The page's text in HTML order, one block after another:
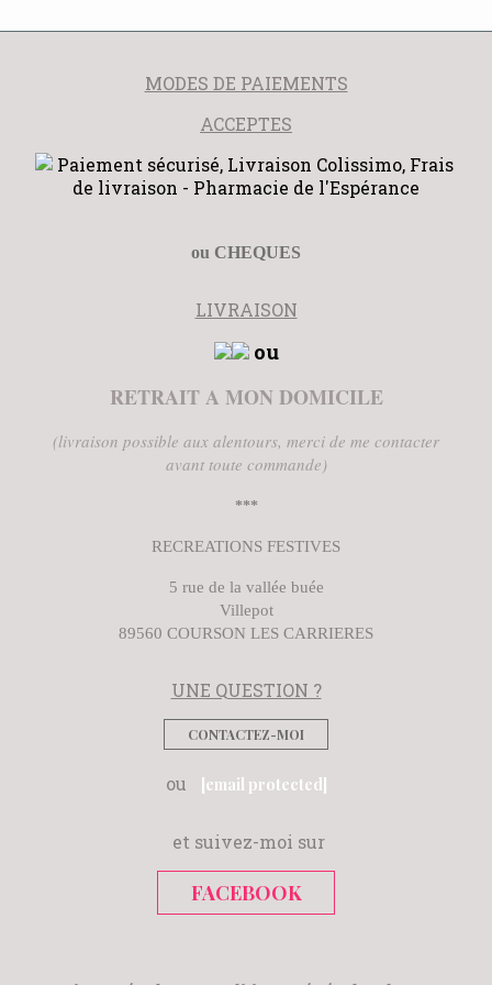
MODES DE PAIEMENTS
ACCEPTES
ou CHEQUES
LIVRAISON
ou
RETRAIT A MON DOMICILE
(livraison possible aux alentours, merci de me contacter
avant toute commande)
***
RECREATIONS FESTIVES
5 rue de la vallée buée
Villepot
89560 COURSON LES CARRIERES
UNE QUESTION ?
CONTACTEZ-MOI
ou [email protected]
et suivez-moi sur
FACEBOOK